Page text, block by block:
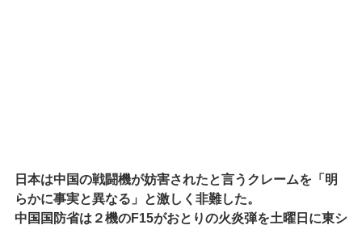
日本は中国の戦闘機が妨害されたと言うクレームを「明
らかに事実と異なる」と激しく非難した。
中国国防省は２機のF15がおとりの火炎弾を土曜日に東シ